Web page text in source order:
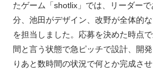
たゲーム「shotlix」では、リーダー
分、池田がデザイン、改野が全体的
を担当しました。応募を決めた時点
間と言う状態で急ピッチで設計、開
りあと数時間の状況で何とか完成さ